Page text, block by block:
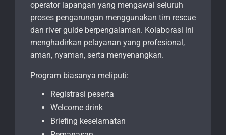
operator lapangan yang mengawal seluruh
proses pengarungan menggunakan tim rescue
dan river guide berpengalaman. Kolaborasi ini
menghadirkan pelayanan yang profesional,
aman, nyaman, serta menyenangkan.
Program biasanya meliputi:
Registrasi peserta
Welcome drink
Briefing keselamatan